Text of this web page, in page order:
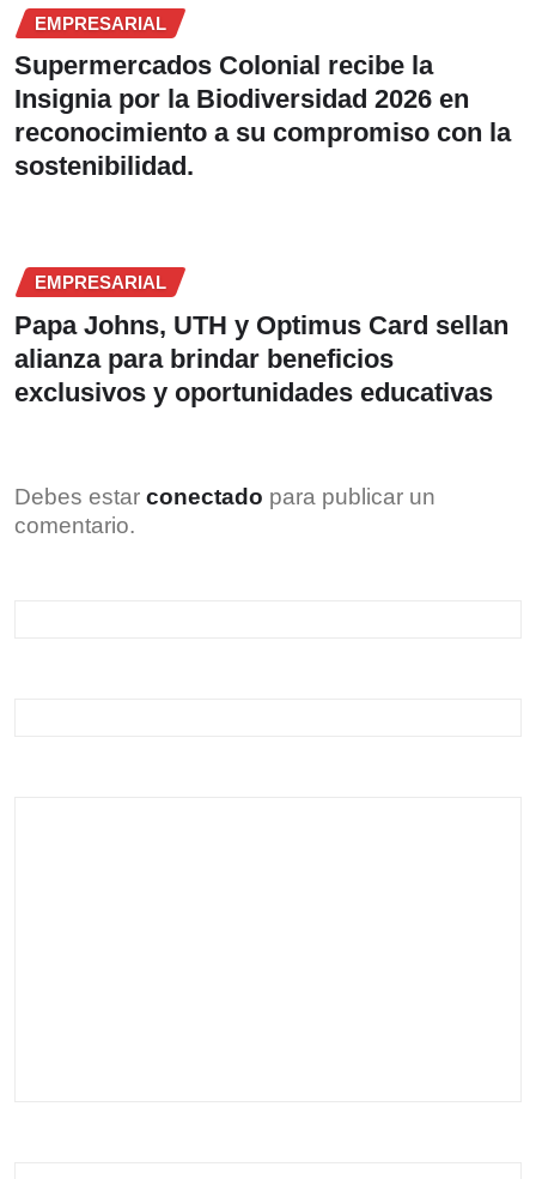
EMPRESARIAL
Supermercados Colonial recibe la
Insignia por la Biodiversidad 2026 en
reconocimiento a su compromiso con la
sostenibilidad.
EMPRESARIAL
Papa Johns, UTH y Optimus Card sellan
alianza para brindar beneficios
exclusivos y oportunidades educativas
Debes estar conectado para publicar un
comentario.